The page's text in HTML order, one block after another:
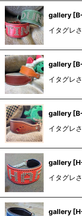
gallery [
イタグレ
gallery [
イタグレ
gallery [
イタグレ
gallery [
イタグレ
gallery [